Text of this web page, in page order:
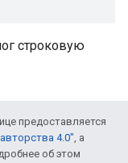
строковую
предоставляется
4.0", а
об этом